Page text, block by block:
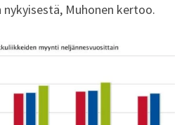
Muhonen kertoo.